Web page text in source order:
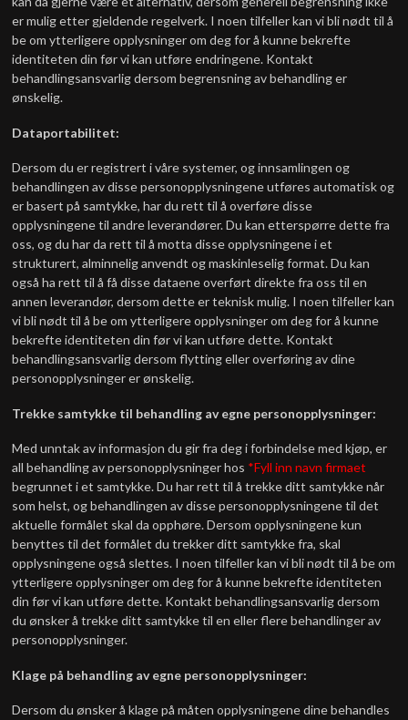
er mulig etter gjeldende regelverk. I noen tilfeller kan vi bli nødt til å
be om ytterligere opplysninger om deg for å kunne bekrefte
identiteten din før vi kan utføre endringene. Kontakt
behandlingsansvarlig dersom begrensning av behandling er
ønskelig.
Dataportabilitet:
Dersom du er registrert i våre systemer, og innsamlingen og
behandlingen av disse personopplysningene utføres automatisk og
er basert på samtykke, har du rett til å overføre disse
opplysningene til andre leverandører. Du kan etterspørre dette fra
oss, og du har da rett til å motta disse opplysningene i et
strukturert, alminnelig anvendt og maskinleselig format. Du kan
også ha rett til å få disse dataene overført direkte fra oss til en
annen leverandør, dersom dette er teknisk mulig. I noen tilfeller kan
vi bli nødt til å be om ytterligere opplysninger om deg for å kunne
bekrefte identiteten din før vi kan utføre dette. Kontakt
behandlingsansvarlig dersom flytting eller overføring av dine
personopplysninger er ønskelig.
Trekke samtykke til behandling av egne personopplysninger:
Med unntak av informasjon du gir fra deg i forbindelse med kjøp, er
all behandling av personopplysninger hos *Fyll inn navn firmaet
begrunnet i et samtykke. Du har rett til å trekke ditt samtykke når
som helst, og behandlingen av disse personopplysningene til det
aktuelle formålet skal da opphøre. Dersom opplysningene kun
benyttes til det formålet du trekker ditt samtykke fra, skal
opplysningene også slettes. I noen tilfeller kan vi bli nødt til å be om
ytterligere opplysninger om deg for å kunne bekrefte identiteten
din før vi kan utføre dette. Kontakt behandlingsansvarlig dersom
du ønsker å trekke ditt samtykke til en eller flere behandlinger av
personopplysninger.
Klage på behandling av egne personopplysninger:
Dersom du ønsker å klage på måten opplysningene dine behandles